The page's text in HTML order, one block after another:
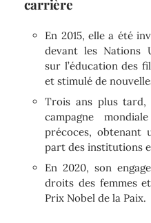
carrière
En 2015, elle a été
devant les Nations
sur l’éducation des
et stimulé de
Trois ans plus tard,
campagne
précoces, obtenant
part des institutions
En 2020, son
droits des femmes
Prix Nobel de la Paix.